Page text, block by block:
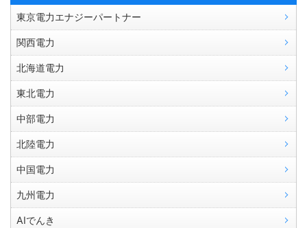
東京電力エナジーパートナー
関西電力
北海道電力
東北電力
中部電力
北陸電力
中国電力
九州電力
AIでんき